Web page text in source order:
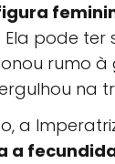
Ela pode
rumo
na
a
a